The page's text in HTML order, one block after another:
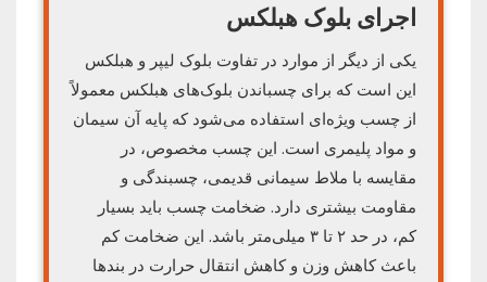
اجرای بلوک هبلکس
یکی از دیگر از موارد در تفاوت بلوک لیپر و هبلکس
این است که برای چسباندن بلوک‌های هبلکس معمولاً
از چسب ویژه‌ای استفاده می‌شود که پایه آن سیمان
و مواد پلیمری است. این چسب مخصوص، در
مقایسه با ملاط سیمانی قدیمی، چسبندگی و
مقاومت بیشتری دارد. ضخامت چسب باید بسیار
کم، در حد ۲ تا ۳ میلی‌متر باشد. این ضخامت کم
باعث کاهش وزن و کاهش انتقال حرارت در بندها